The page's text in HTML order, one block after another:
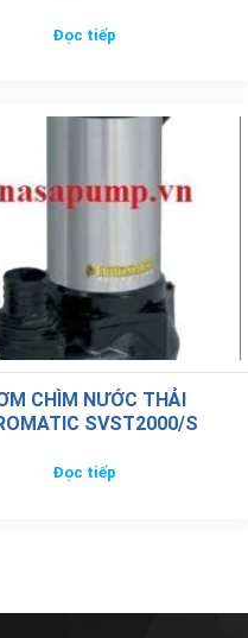
Đọc tiếp
CHÌM NƯỚC THẢI
SVST2000/S
Đọc tiếp